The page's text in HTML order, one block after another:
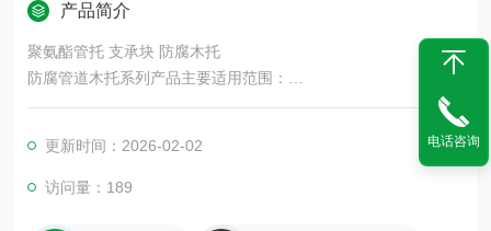
产品简介
聚氨酯管托 支承块 防腐木托
防腐管道木托系列产品主要适用范围：
本产品使用于大型商场中央空调木托、楼房室内焊接管道、
无缝钢管、消防管道、冶金、石油、化工、车辆、船舶、电力等
机械液压系统中的油、水、气为介质的管道固定安装架接作用
更新时间：2026-02-02
访问量：189
电话咨询